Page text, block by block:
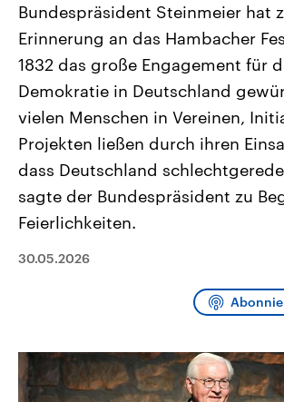
Landtagswahl Sachsen-Anhalt
2026
Alle Informationen
Sachsen-Anhalt wählt am 6.
September 2026 einen neuen
Bundesland von einer Koalition aus
Umfragen, Prognosen,
Wahlprogramme, aktuelle Berichte
und Hintergründe zu den Parteien
und Kandidaten der anstehenden
Wahl.
USA
mit
Sendungen Programm Podcasts
Bundespräsident Steinmeier hat
Erinnerung an das Hambacher
1832 das große Engagement für
Demokratie in Deutschland
vielen Menschen in Vereinen,
Projekten ließen durch ihren
dass Deutschland
sagte der Bundespräsident zu
Feierlichkeiten.
30.05.2026